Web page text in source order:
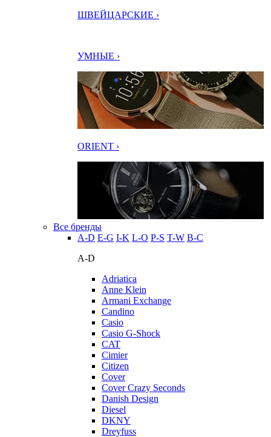
ШВЕЙЦАРСКИЕ ›
УМНЫЕ ›
ORIENT ›
Все бренды
A-D E-G I-K L-O P-S T-W В-С
A-D
Adriatica
Anne Klein
Armani Exchange
Candino
Casio
Casio G-Shock
CAT
Cimier
Citizen
Cover
Cover Crazy Seconds
Danish Design
Diesel
DKNY
Dreyfuss